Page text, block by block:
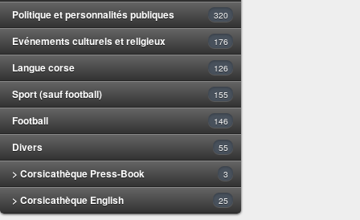
Politique et personnalités publiques 320
Evénements culturels et religieux 176
Langue corse 126
Sport (sauf football) 155
Football 146
Divers 55
> Corsicathèque Press-Book 3
> Corsicathèque English 25